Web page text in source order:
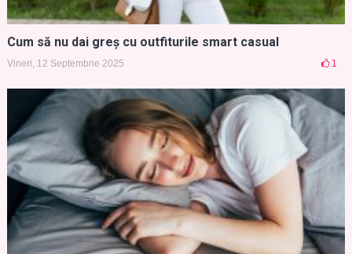
Cum să nu dai greș cu outfiturile smart casual
Vineri, 12 Septembrie 2025 1